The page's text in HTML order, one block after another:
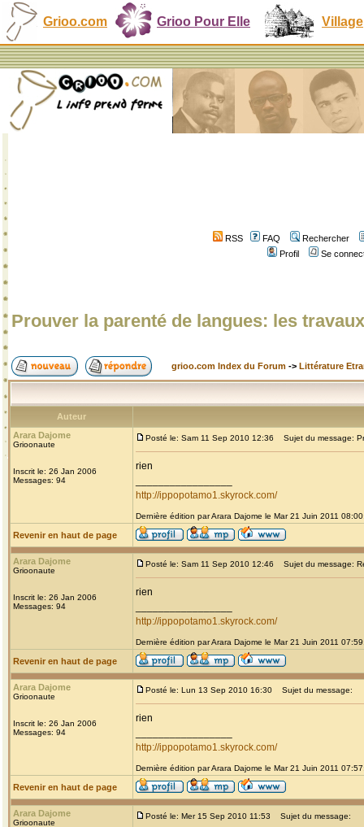
Grioo.com Grioo Pour Elle Village
RSS FAQ
Rechercher
Profil
Se
Prouver la parenté de langues: les
grioo.com Index du Forum -> Littérature
Auteur
Arara Dajome
Grioonaute
Inscrit le: 26 Jan 2006
Messages: 94
Posté le: Sam 11 Sep 2010 12:36 Sujet du message:
rien
http://ippopotamo1.skyrock.com/
Dernière édition par Arara Dajome le Mar 21 Juin 2011
Revenir en haut de page
Arara Dajome
Grioonaute
Inscrit le: 26 Jan 2006
Messages: 94
Posté le: Sam 11 Sep 2010 12:46 Sujet du message:
rien
http://ippopotamo1.skyrock.com/
Dernière édition par Arara Dajome le Mar 21 Juin 2011
Revenir en haut de page
Arara Dajome
Grioonaute
Inscrit le: 26 Jan 2006
Messages: 94
Posté le: Lun 13 Sep 2010 16:30 Sujet du message:
rien
http://ippopotamo1.skyrock.com/
Dernière édition par Arara Dajome le Mar 21 Juin 2011
Revenir en haut de page
Arara Dajome
Grioonaute
Posté le: Mer 15 Sep 2010 11:53 Sujet du message: